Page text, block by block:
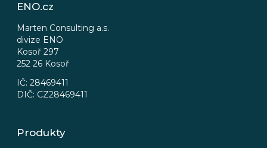
ENO.cz
Marten Consulting a.s.
divize ENO
Kosoř 297
252 26 Kosoř
IČ: 28469411
DIČ: CZ28469411
Produkty